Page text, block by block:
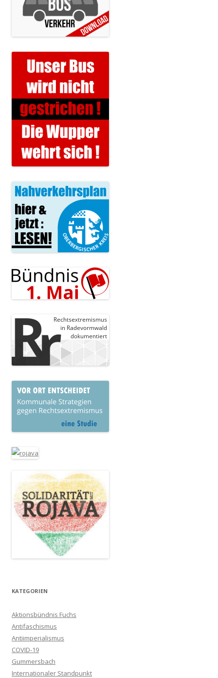
KATEGORIEN
Aktionsbündnis Fuchs
Antifaschismus
Antiimperialismus
COVID-19
Gummersbach
Internationaler Standpunkt